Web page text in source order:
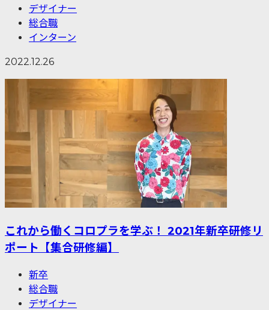
デザイナー
総合職
インターン
2022.12.26
これから働くコロプラを学ぶ！ 2021年新卒研修リ
ポート【集合研修編】
新卒
総合職
デザイナー